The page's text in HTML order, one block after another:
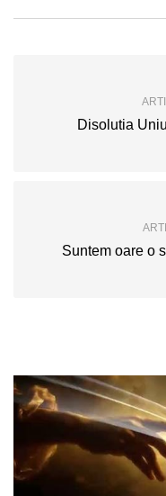
Disolutia
Suntem oare o